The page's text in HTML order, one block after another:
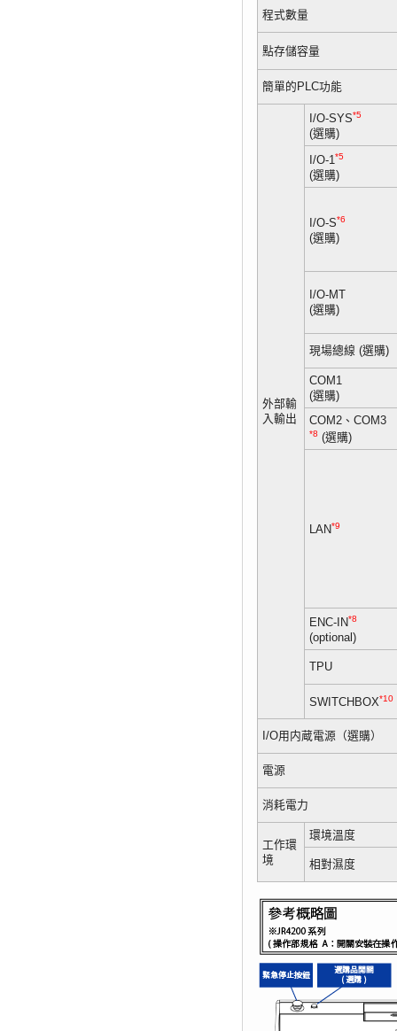
程式數量
點存儲容量
簡單的PLC功能
外部輸
入輸出
I/O-SYS*5
(選購)
I/O-1 *5
(選購)
I/O-S*6
(選購)
I/O-MT
(選購)
現場總線 (選購)
COM1
(選購)
COM2、COM3
*8 (選購)
LAN*9
ENC-IN*8
(optional)
TPU
SWITCHBOX*10
I/O用内蔵電源（選購）
電源
消耗電力
工作環
境
環境溫度
相對濕度